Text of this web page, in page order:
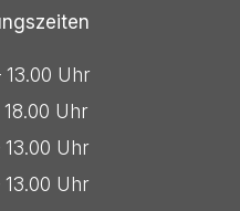
Uhr
Uhr
Uhr
Uhr